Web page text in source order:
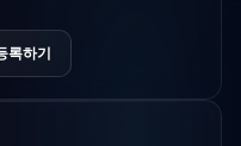
록하기